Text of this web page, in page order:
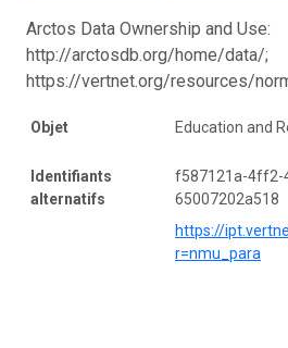
Arctos Data Ownership and Use:
http://arctosdb.org/home/data/;
https://vertnet.org/resources/
Objet Education and
Identifiants
alternatifs
f587121a-4ff2-
65007202a518
https://
r=nmu_para